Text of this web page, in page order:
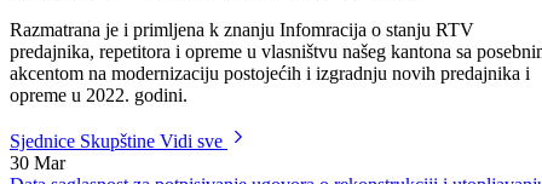
2027. godina, kao i Izvješaj o radu te Godišnji obračun Javnog
preduzeća RTV BPK Goražde d.o.o. za 2022. godinu.
Razmatrana je i primljena k znanju Infomracija o stanju RTV
akcentom na modernizaciju postojećih i izgradnju novih predajnika i
opreme u 2022. godini.